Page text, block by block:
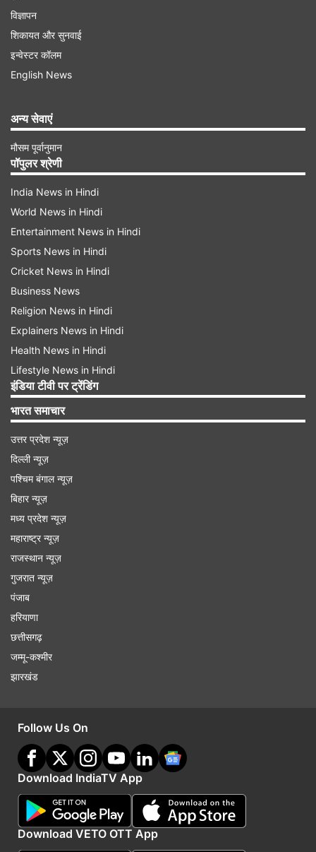
विज्ञापन
शिकायत और सुनवाई
इन्वेस्टर कॉलम
English News
अन्य सेवाएं
मौसम पूर्वानुमान
पॉपुलर श्रेणी
India News in Hindi
World News in Hindi
Entertainment News in Hindi
Sports News in Hindi
Cricket News in Hindi
Business News
Religion News in Hindi
Explainers News in Hindi
Health News in Hindi
Lifestyle News in Hindi
इंडिया टीवी पर ट्रेंडिंग
भारत समाचार
उत्तर प्रदेश न्यूज़
दिल्ली न्यूज़
पश्चिम बंगाल न्यूज़
बिहार न्यूज़
मध्य प्रदेश न्यूज़
महाराष्ट्र न्यूज़
राजस्थान न्यूज़
गुजरात न्यूज़
पंजाब
हरियाणा
छत्तीसगढ़
जम्मू-कश्मीर
झारखंड
Follow Us On
Download IndiaTV App
Download VETO OTT App